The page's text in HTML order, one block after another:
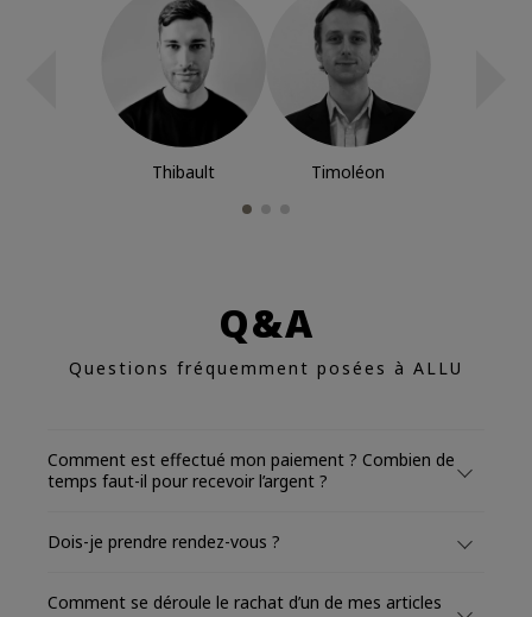
Thibault Timoléon
Q&A
Questions fréquemment posées à ALLU
Comment est effectué mon paiement ? Combien de
temps faut-il pour recevoir l’argent ?
Dois-je prendre rendez-vous ?
Comment se déroule le rachat d’un de mes articles